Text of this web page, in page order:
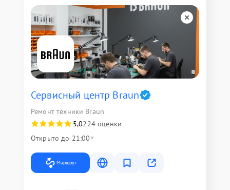
Сервисный центр Braun
Ремонт техники Braun
5,0224 оценки
Открыто до 21:00
Маршрут